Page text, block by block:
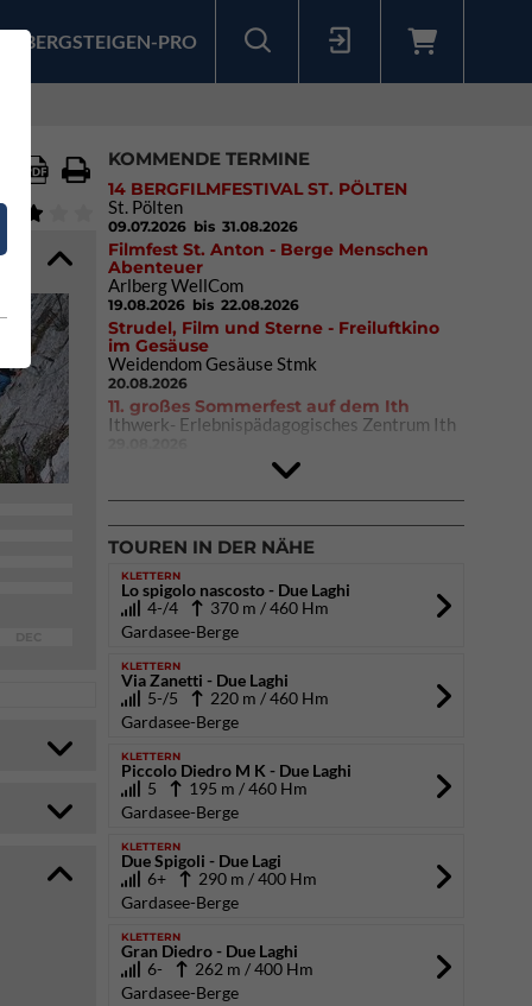
BERGSTEIGEN-PRO
KOMMENDE TERMINE
14 BERGFILMFESTIVAL ST. PÖLTEN
St. Pölten
09.07.2026 bis 31.08.2026
Filmfest St. Anton - Berge Menschen
Abenteuer
Arlberg WellCom
19.08.2026 bis 22.08.2026
Strudel, Film und Sterne - Freiluftkino
im Gesäuse
Weidendom Gesäuse Stmk
20.08.2026
11. großes Sommerfest auf dem Ith
Ithwerk- Erlebnispädagogisches Zentrum Ith
DAV Kletter- & Boulderzentrum München
Süd (Thalkirchen)
TOUREN IN DER NÄHE
KLETTERN
Lo spigolo nascosto - Due Laghi
4-/4
370 m / 460 Hm
Gardasee-Berge
KLETTERN
Via Zanetti - Due Laghi
5-/5
220 m / 460 Hm
Gardasee-Berge
KLETTERN
Piccolo Diedro M K - Due Laghi
5
195 m / 460 Hm
Gardasee-Berge
KLETTERN
Due Spigoli - Due Lagi
6+
290 m / 400 Hm
Gardasee-Berge
KLETTERN
Gran Diedro - Due Laghi
6-
262 m / 400 Hm
Gardasee-Berge